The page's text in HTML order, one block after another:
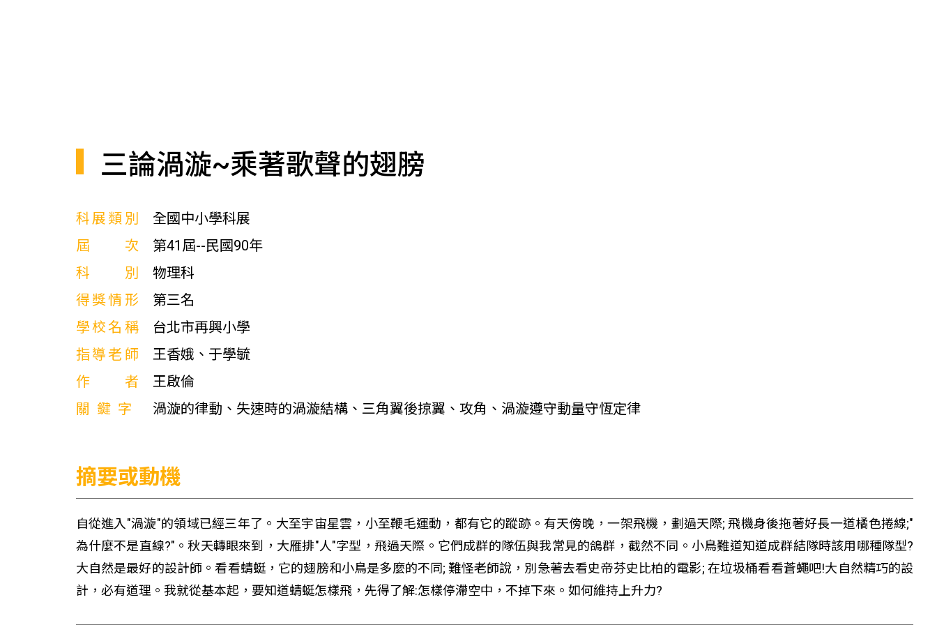
三論渦漩~乘著歌聲的翅膀
科展類別
全國中小學科展
屆次
第41屆--民國90年
科別
物理科
得獎情形
第三名
學校名稱
台北市再興小學
指導老師
王香娥、于學毓
作者
王啟倫
關鍵字
渦漩的律動、失速時的渦漩結構、三角翼後掠翼、攻角、渦漩遵守動量守恆定律
摘要或動機
自從進入"渦漩"的領域已經三年了。大至宇宙星雲，小至鞭毛運動，都有它的蹤跡。有天傍晚，一架飛機，劃過天際; 飛機身後拖著好長一道橘色捲線;"
為什麼不是直線?"。秋天轉眼來到，大雁排"人"字型，飛過天際。它們成群的隊伍與我常見的鴿群，截然不同。小鳥難道知道成群結隊時該用哪種隊型?
大自然是最好的設計師。看看蜻蜓，它的翅膀和小鳥是多麼的不同; 難怪老師說，別急著去看史帝芬史比柏的電影; 在垃圾桶看看蒼蠅吧!大自然精巧的設
計，必有道理。我就從基本起，要知道蜻蜓怎樣飛，先得了解:怎樣停滯空中，不掉下來。如何維持上升力?